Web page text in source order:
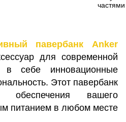
павербанк Anker
для современной
в себе инновационные
Этот павербанк
обеспечения вашего
питанием в любом месте